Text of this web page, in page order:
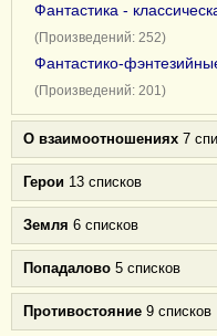
Фантастика -
(Произведений: 252)
Фантастико-
(Произведений: 201)
О взаимоотношениях 7
Герои 13 списков
Земля 6 списков
Попадалово 5 списков
Противостояние 9 списков